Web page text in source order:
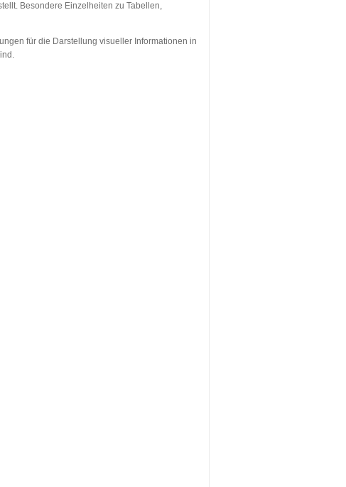
Besondere Einzelheiten zu Tabellen,
für die Darstellung visueller Informationen in